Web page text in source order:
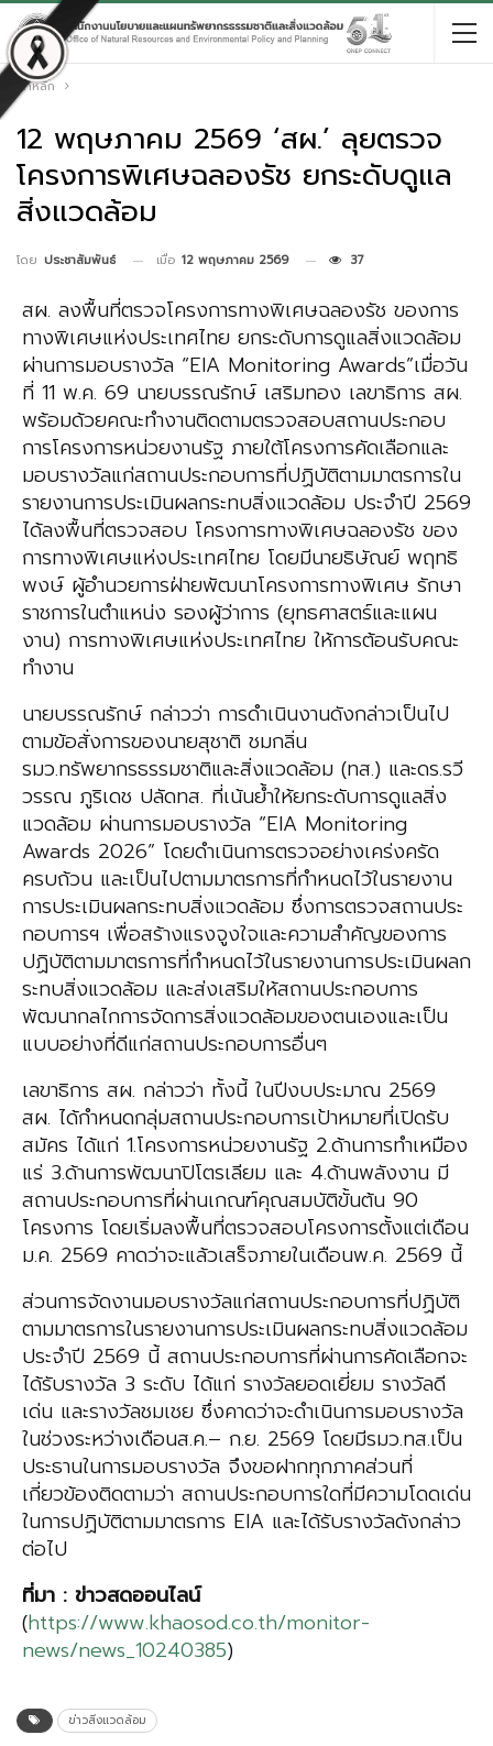
หน้าหลัก
12 พฤษภาคม 2569 ‘สผ.’ ลุยตรวจ
โครงการพิเศษฉลองรัช ยกระดับดูแล
สิ่งแวดล้อม
โดย ประชาสัมพันธ์ เมื่อ 12 พฤษภาคม 2569 37
สผ. ลงพื้นที่ตรวจโครงการทางพิเศษฉลองรัช ของการ
ทางพิเศษแห่งประเทศไทย ยกระดับการดูแลสิ่งแวดล้อม
ผ่านการมอบรางวัล “EIA Monitoring Awards”เมื่อวัน
ที่ 11 พ.ค. 69 นายบรรณรักษ์ เสริมทอง เลขาธิการ สผ.
พร้อมด้วยคณะทำงานติดตามตรวจสอบสถานประกอบ
การโครงการหน่วยงานรัฐ ภายใต้โครงการคัดเลือกและ
มอบรางวัลแก่สถานประกอบการที่ปฏิบัติตามมาตรการใน
รายงานการประเมินผลกระทบสิ่งแวดล้อม ประจำปี 2569
ได้ลงพื้นที่ตรวจสอบ โครงการทางพิเศษฉลองรัช ของ
การทางพิเศษแห่งประเทศไทย โดยมีนายธิษัณย์ พฤทธิ
พงษ์ ผู้อำนวยการฝ่ายพัฒนาโครงการทางพิเศษ รักษา
ราชการในตำแหน่ง รองผู้ว่าการ (ยุทธศาสตร์และแผน
งาน) การทางพิเศษแห่งประเทศไทย ให้การต้อนรับคณะ
ทำงาน
นายบรรณรักษ์ กล่าวว่า การดำเนินงานดังกล่าวเป็นไป
ตามข้อสั่งการของนายสุชาติ ชมกลิ่น
รมว.ทรัพยากรธรรมชาติและสิ่งแวดล้อม (ทส.) และดร.รวี
วรรณ ภูริเดช ปลัดทส. ที่เน้นย้ำให้ยกระดับการดูแลสิ่ง
แวดล้อม ผ่านการมอบรางวัล “EIA Monitoring
Awards 2026” โดยดำเนินการตรวจอย่างเคร่งครัด
ครบถ้วน และเป็นไปตามมาตรการที่กำหนดไว้ในรายงาน
การประเมินผลกระทบสิ่งแวดล้อม ซึ่งการตรวจสถานประ
กอบการฯ เพื่อสร้างแรงจูงใจและความสำคัญของการ
ปฏิบัติตามมาตรการที่กำหนดไว้ในรายงานการประเมินผลก
ระทบสิ่งแวดล้อม และส่งเสริมให้สถานประกอบการ
พัฒนากลไกการจัดการสิ่งแวดล้อมของตนเองและเป็น
แบบอย่างที่ดีแก่สถานประกอบการอื่นๆ
เลขาธิการ สผ. กล่าวว่า ทั้งนี้ ในปีงบประมาณ 2569
สผ. ได้กำหนดกลุ่มสถานประกอบการเป้าหมายที่เปิดรับ
สมัคร ได้แก่ 1.โครงการหน่วยงานรัฐ 2.ด้านการทำเหมือง
แร่ 3.ด้านการพัฒนาปิโตรเลียม และ 4.ด้านพลังงาน มี
สถานประกอบการที่ผ่านเกณฑ์คุณสมบัติขั้นต้น 90
โครงการ โดยเริ่มลงพื้นที่ตรวจสอบโครงการตั้งแต่เดือน
ม.ค. 2569 คาดว่าจะแล้วเสร็จภายในเดือนพ.ค. 2569 นี้
ส่วนการจัดงานมอบรางวัลแก่สถานประกอบการที่ปฏิบัติ
ตามมาตรการในรายงานการประเมินผลกระทบสิ่งแวดล้อม
ประจำปี 2569 นี้ สถานประกอบการที่ผ่านการคัดเลือกจะ
ได้รับรางวัล 3 ระดับ ได้แก่ รางวัลยอดเยี่ยม รางวัลดี
เด่น และรางวัลชมเชย ซึ่งคาดว่าจะดำเนินการมอบรางวัล
ในช่วงระหว่างเดือนส.ค.– ก.ย. 2569 โดยมีรมว.ทส.เป็น
ประธานในการมอบรางวัล จึงขอฝากทุกภาคส่วนที่
เกี่ยวข้องติดตามว่า สถานประกอบการใดที่มีความโดดเด่น
ในการปฏิบัติตามมาตรการ EIA และได้รับรางวัลดังกล่าว
ต่อไป
ที่มา : ข่าวสดออนไลน
(https://www.khaosod.co.th/monitor-
news/news_10240385)
ข่าวสิ่งแวดล้อม